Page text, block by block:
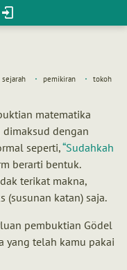
sejarah pemikiran tokoh
matematika
dimaksud dengan
seperti, Sudahkah
berarti bentuk.
terikat makna,
(susunan katan) saja.
pembuktian Gödel
yang telah kamu pakai